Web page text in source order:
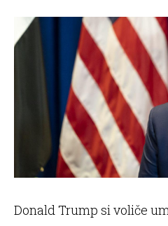
Donald Trump si voliče